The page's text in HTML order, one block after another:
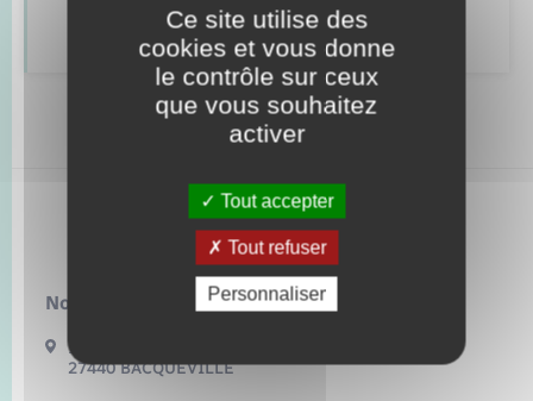
Voirie et espace public
Recensement
Bacqueville
Nous contacter :
17 Bis Route de Bonnemare
27440 BACQUEVILLE
Ce site utilise des
cookies et vous donne
le contrôle sur ceux
que vous souhaitez
activer
Tout accepter
Tout refuser
Personnaliser